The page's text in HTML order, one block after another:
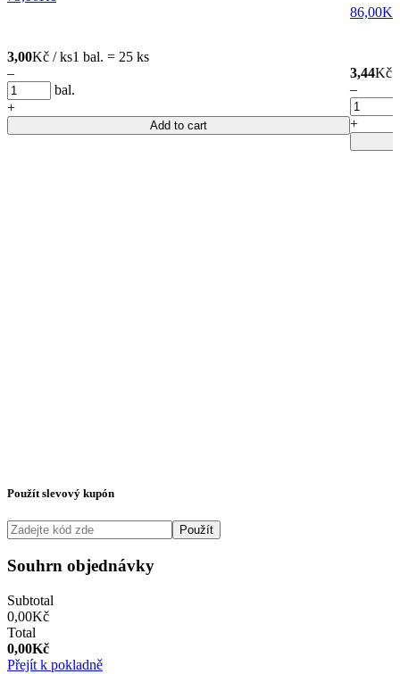
3,00Kč / ks1 bal. = 25 ks
–
bal.
+
Add to cart
86,00Kč
3,44Kč
–
+
Použít slevový kupón
Použít
Souhrn objednávky
Subtotal
0,00Kč
Total
0,00Kč
Přejít k pokladně